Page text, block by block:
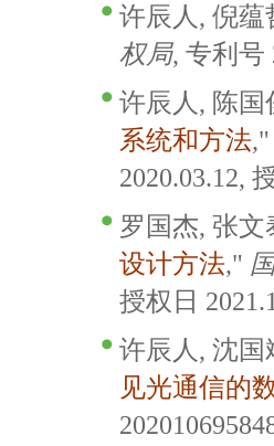
许辰人, 倪蕴
权局, 专利号
许辰人, 陈国
系统和方法
2020.03.12,
罗国杰, 张文
设计方法,"
授权日
许辰人, 沈国
见光通信的